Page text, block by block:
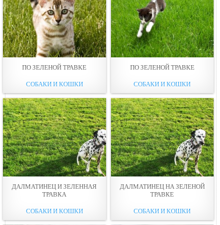
ПО ЗЕЛЕНОЙ ТРАВКЕ
СОБАКИ И КОШКИ
ПО ЗЕЛЕНОЙ ТРАВКЕ
СОБАКИ И КОШКИ
ДАЛМАТИНЕЦ И ЗЕЛЕННАЯ
ТРАВКА
СОБАКИ И КОШКИ
ДАЛМАТИНЕЦ НА ЗЕЛЕНОЙ
ТРАВКЕ
СОБАКИ И КОШКИ